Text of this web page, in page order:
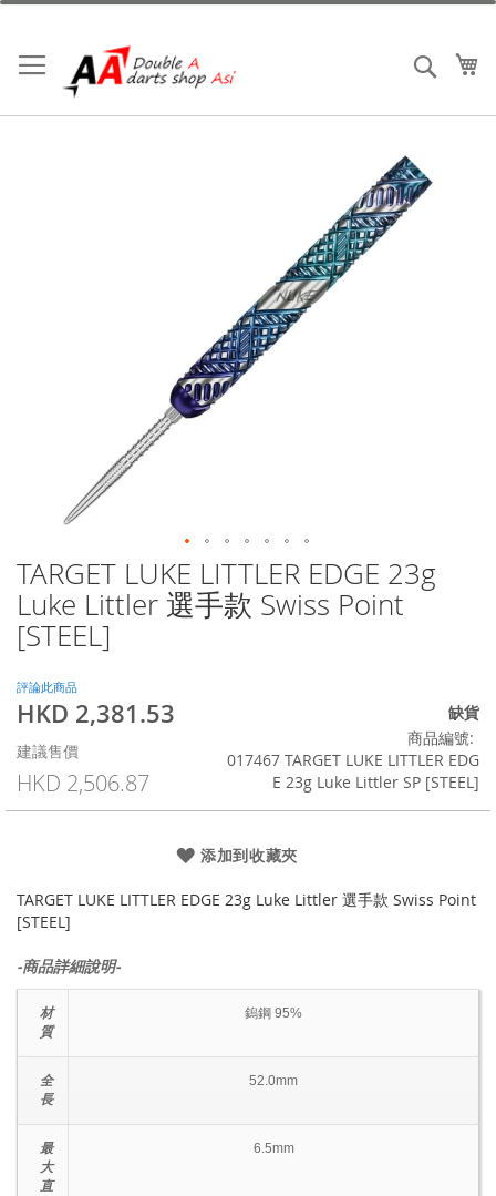
跳
內
容
搜索
TARGET LUKE LITTLER EDGE 23g
Luke Littler 選手款 Swiss Point
[STEEL]
評論此商品
特
價
格
HKD 2,381.53
建議售價
HKD 2,506.87
缺貨
商品編號
017467 TARGET LUKE LITTLER EDG
E 23g Luke Littler SP [STEEL]
添加到收藏夾
TARGET LUKE LITTLER EDGE 23g Luke Littler 選手款 Swiss Point
[STEEL]
-商品詳細說明-
材
質
鎢鋼 95%
全
長
52.0mm
最
大
直
6.5mm
Skip
to
the
beginning
of
the
images
gallery